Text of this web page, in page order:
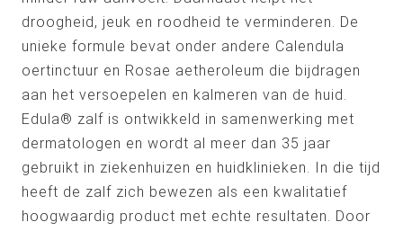
droogheid, jeuk en roodheid te verminderen. De
unieke formule bevat onder andere Calendula
oertinctuur en Rosae aetheroleum die bijdragen
aan het versoepelen en kalmeren van de huid.
Edula® zalf is ontwikkeld in samenwerking met
dermatologen en wordt al meer dan 35 jaar
gebruikt in ziekenhuizen en huidklinieken. In die tijd
heeft de zalf zich bewezen als een kwalitatief
hoogwaardig product met echte resultaten. Door